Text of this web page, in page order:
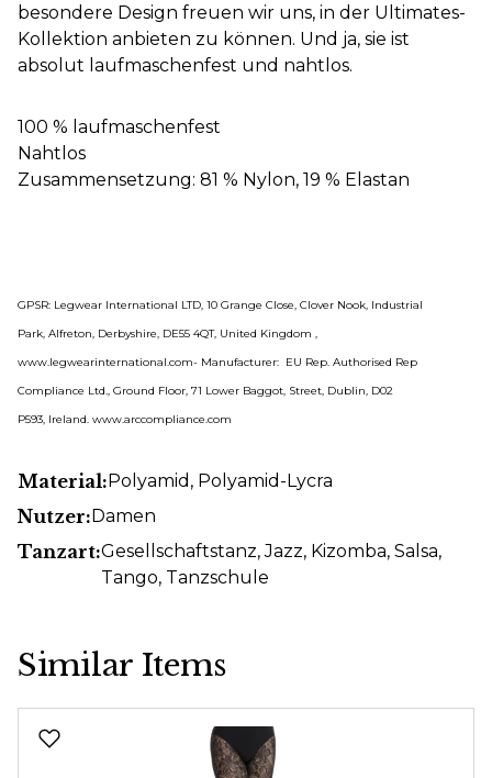
besondere Design freuen wir uns, in der Ultimates-
Kollektion anbieten zu können. Und ja, sie ist
absolut laufmaschenfest und nahtlos.
100 % laufmaschenfest
Nahtlos
Zusammensetzung: 81 % Nylon, 19 % Elastan
GPSR: Legwear International LTD, 10 Grange Close, Clover Nook, Industrial
Park, Alfreton, Derbyshire, DE55 4QT, United Kingdom ,
www.legwearinternational.com- Manufacturer: EU Rep. Authorised Rep
Compliance Ltd., Ground Floor, 71 Lower Baggot, Street, Dublin, D02
P593, Ireland. www.arccompliance.com
Material:Polyamid , Polyamid-Lycra
Nutzer:Damen
Tanzart:Gesellschaftstanz, Jazz, Kizomba, Salsa,
Tango, Tanzschule
Similar Items